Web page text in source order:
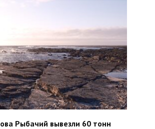
Рыбачий вывезли 60 тонн